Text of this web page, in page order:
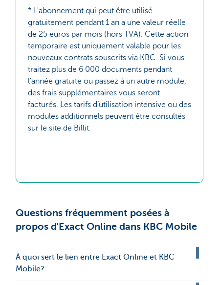
* L'abonnement qui peut être utilisé
gratuitement pendant 1 an a une valeur réelle
de 25 euros par mois (hors TVA). Cette action
temporaire est uniquement valable pour les
nouveaux contrats souscrits via KBC. Si vous
traitez plus de 6 000 documents pendant
l'année gratuite ou passez à un autre module,
des frais supplémentaires vous seront
facturés. Les tarifs d’utilisation intensive ou des
modules additionnels peuvent être consultés
sur le site de Billit.
Questions fréquemment posées à
propos d'Exact Online dans KBC Mobile
À quoi sert le lien entre Exact Online et KBC
Mobile?